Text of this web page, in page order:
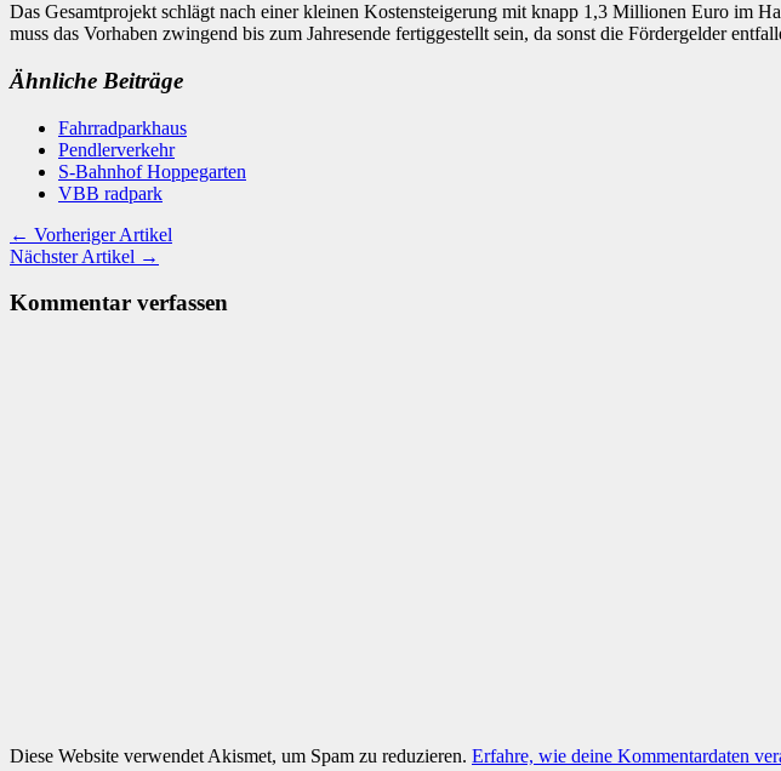
Das Gesamtprojekt schlägt nach einer kleinen Kostensteigerung mit knapp 1,3 Millionen Euro im
muss das Vorhaben zwingend bis zum Jahresende fertiggestellt sein, da sonst die Fördergelder
Ähnliche Beiträge
Fahrradparkhaus
Pendlerverkehr
S-Bahnhof Hoppegarten
VBB radpark
← Vorheriger Artikel
Nächster Artikel →
Kommentar verfassen
Diese Website verwendet Akismet, um Spam zu reduzieren. Erfahre, wie deine Kommentardaten